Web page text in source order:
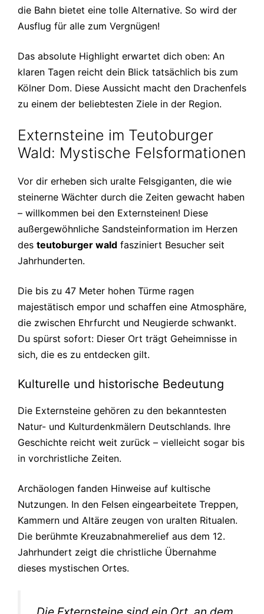
die Bahn bietet eine tolle Alternative. So wird der
Ausflug für alle zum Vergnügen!
Das absolute Highlight erwartet dich oben: An
klaren Tagen reicht dein Blick tatsächlich bis zum
Kölner Dom. Diese Aussicht macht den Drachenfels
zu einem der beliebtesten Ziele in der Region.
Externsteine im Teutoburger
Wald: Mystische Felsformationen
Vor dir erheben sich uralte Felsgiganten, die wie
steinerne Wächter durch die Zeiten gewacht haben
– willkommen bei den Externsteinen! Diese
außergewöhnliche Sandsteinformation im Herzen
des teutoburger wald fasziniert Besucher seit
Jahrhunderten.
Die bis zu 47 Meter hohen Türme ragen
majestätisch empor und schaffen eine Atmosphäre,
die zwischen Ehrfurcht und Neugierde schwankt.
Du spürst sofort: Dieser Ort trägt Geheimnisse in
sich, die es zu entdecken gilt.
Kulturelle und historische Bedeutung
Die Externsteine gehören zu den bekanntesten
Natur- und Kulturdenkmälern Deutschlands. Ihre
Geschichte reicht weit zurück – vielleicht sogar bis
in vorchristliche Zeiten.
Archäologen fanden Hinweise auf kultische
Nutzungen. In den Felsen eingearbeitete Treppen,
Kammern und Altäre zeugen von uralten Ritualen.
Die berühmte Kreuzabnahmerelief aus dem 12.
Jahrhundert zeigt die christliche Übernahme
dieses mystischen Ortes.